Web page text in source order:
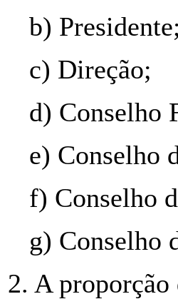
b) Presidente;
c) Direção;
d) Conselho
e) Conselho
f) Conselho
g) Conselho
2. A proporção